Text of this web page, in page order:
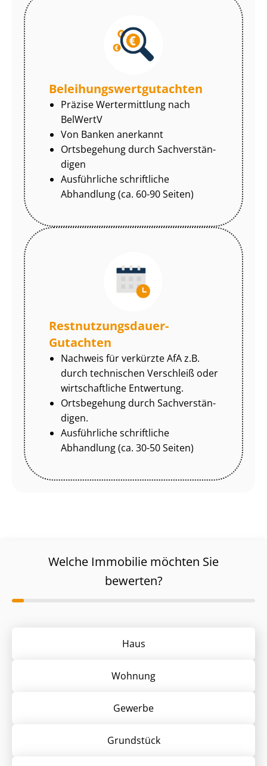
Be­lei­hungs­wert­gut­ach­ten
Präzise Wertermittlung nach
BelWertV
Von Banken anerkannt
Ortsbegehung durch Sach­ver­stän­
di­gen
Ausführliche schriftliche
Abhandlung (ca. 60-90 Seiten)
Rest­nut­zungs­dau­er-
Gutachten
Nachweis für verkürzte AfA z.B.
durch technischen Verschleiß oder
wirtschaftliche Entwertung.
Ortsbegehung durch Sach­ver­stän­
di­gen.
Ausführliche schriftliche
Abhandlung (ca. 30-50 Seiten)
Welche Immobilie möchten Sie
bewerten?
Haus
Wohnung
Gewerbe
Grund­stück